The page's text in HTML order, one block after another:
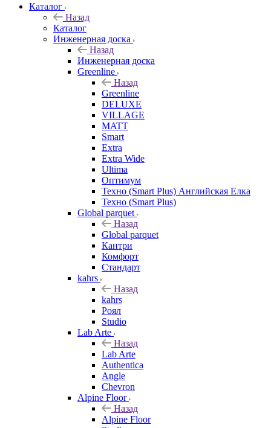
Каталог
Назад
Каталог
Инженерная доска
Назад
Инженерная доска
Greenline
Назад
Greenline
DELUXE
VILLAGE
MATT
Smart
Extra
Extra Wide
Ultima
Оптимум
Техно (Smart Plus) Английская Елка
Техно (Smart Plus)
Global parquet
Назад
Global parquet
Кантри
Комфорт
Стандарт
kahrs
Назад
kahrs
Роял
Studio
Lab Arte
Назад
Lab Arte
Authentica
Angle
Chevron
Alpine Floor
Назад
Alpine Floor